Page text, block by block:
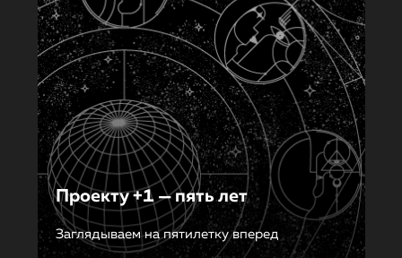
Проекту +1 — пять лет
Заглядываем на пятилетку вперед